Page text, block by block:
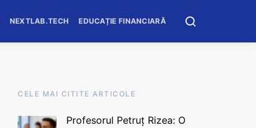
NEXTLAB.TECH EDUCAȚIE FINANCIARĂ
CELE MAI CITITE ARTICOLE
Profesorul Petruț Rizea: O